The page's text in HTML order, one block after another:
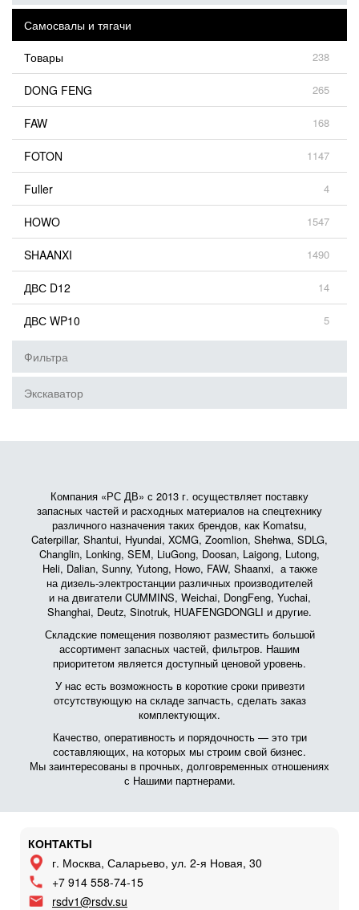
Самосвалы и тягачи
Товары
238
DONG FENG 265
FAW 168
FOTON 1147
Fuller 4
HOWO 1547
SHAANXI 1490
ДВС D12 14
ДВС WP10 5
Фильтра
Экскаватор
Компания «РС ДВ» с 2013 г. осуществляет поставку
запасных частей и расходных материалов на спецтехнику
различного назначения таких брендов, как Komatsu,
Caterpillar, Shantui, Hyundai, XCMG, Zoomlion, Shehwa, SDLG,
Changlin, Lonking, SEM, LiuGong, Doosan, Laigong, Lutong,
Heli, Dalian, Sunny, Yutong, Howo, FAW, Shaanxi, а также
на дизель-электростанции различных производителей
и на двигатели CUMMINS, Weichai, DongFeng, Yuchai,
Shanghai, Deutz, Sinotruk, HUAFENGDONGLI и другие.
Складские помещения позволяют разместить большой
ассортимент запасных частей, фильтров. Нашим
приоритетом является доступный ценовой уровень.
У нас есть возможность в короткие сроки привезти
отсутствующую на складе запчасть, сделать заказ
комплектующих.
Качество, оперативность и порядочность — это три
составляющих, на которых мы строим свой бизнес.
Мы заинтересованы в прочных, долговременных отношениях
с Нашими партнерами.
КОНТАКТЫ
г. Москва, Саларьево, ул. 2-я Новая, 30
+7 914 558-74-15
rsdv1@rsdv.su